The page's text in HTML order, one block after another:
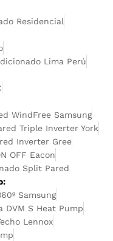
Residencial
Lima Perú
WindFree Samsung
Triple Inverter York
Inverter Gree
OFF Eacon
Split Pared
Samsung
DVM S Heat Pump
Lennox